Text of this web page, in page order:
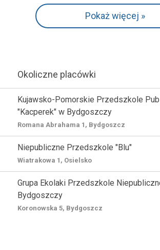
Pokaż więcej »
Okoliczne placówki
Kujawsko-Pomorskie Przedszkole
"Kacperek" w Bydgoszczy
Romana Abrahama 1, Bydgoszcz
Niepubliczne Przedszkole "Blu"
Wiatrakowa 1, Osielsko
Grupa Ekolaki Przedszkole
Bydgoszczy
Koronowska 5, Bydgoszcz